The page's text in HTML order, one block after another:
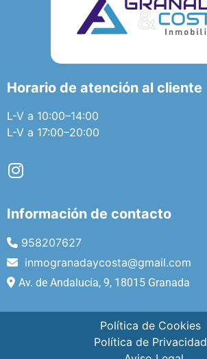
Horario de atención al cliente
L-V a 10:00–14:00
L-V a 17:00–20:00
Información de contacto
958207627
inmogranadaycosta@gmail.com
Av. de Andalucía, 9, 18015 Granada
Política de Cookies
Política de Privacidad